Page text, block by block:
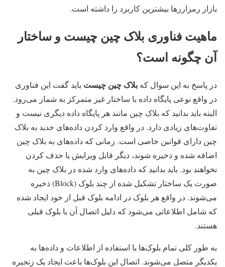
بازار رمزارزها بیشترین کاربرد را داشته است.
ماهیت فناوری بلاک چین چیست و ساختار
آن چگونه است؟
در پاسخ به این سوال که بلاک چین چیست باید گفت این فناوری
در واقع نوعی پایگاه داده با ساختار غیر متمرکز به شمار می‌رود.
البته باید بدانید که بلاک چین مانند هر پایگاه داده دیگری نیست و
تفاوت‌های زیادی دارد. در واقع وارد کردن داده‌های جدید به بلاک
چین دارای قوانین خاصی است. زمانی که داده‌های به بلاک چین
اضافه شده و ذخیره شوند، دیگر قابل ویرایش یا حذف کردن
نخواهند بود. باید بدانید که داده‌های وارد شده در بلاک چین به
صورت یک ساختار تشکیل شده از چند بلوک (Block) ذخیره
می‌شوند. در واقع هر بلوک در ادامه بلوک قبل از خود ایجاد شده
که شامل اطلاعاتی می‌شود که دلیل اتصال آن با بلوک قبلی
هستند.
به طور کلی تمام بلوک‌ها با استفاده از اطلاعات و داده‌ها به
یکدیگر متصل می‌شوند. اتصال این بلوک‌ها باعث ایجاد یک زنجیره